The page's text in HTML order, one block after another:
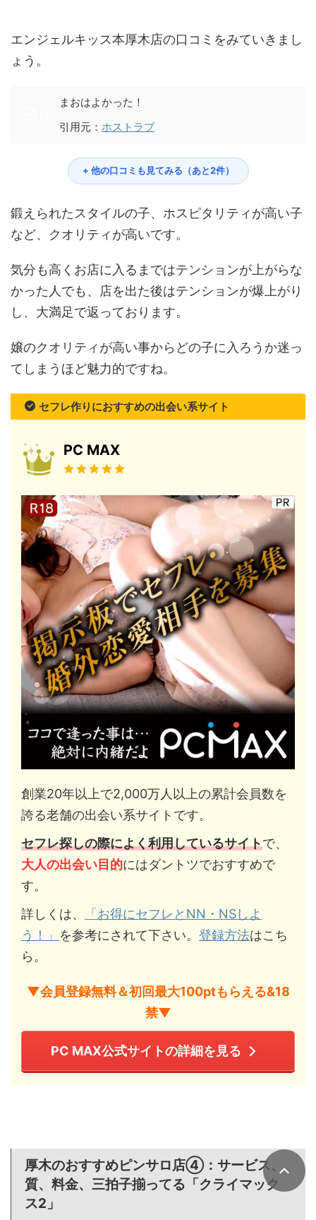
エンジェルキッス本厚木店の口コミをみていきまし
ょう。
まおはよかった！
引用元： ホストラブ
+ 他の口コミも見てみる（あと2件）
鍛えられたスタイルの子、ホスピタリティが高い子
など、クオリティが高いです。
気分も高くお店に入るまではテンションが上がらな
かった人でも、店を出た後はテンションが爆上がり
し、大満足で返っております。
嬢のクオリティが高い事からどの子に入ろうか迷っ
てしまうほど魅力的ですね。
セフレ作りにおすすめの出会い系サイト
PC MAX
創業20年以上で2,000万人以上の累計会員数を
誇る老舗の出会い系サイトです。
セフレ探しの際によく利用しているサイトで、
大人の出会い目的にはダントツでおすすめで
す。
詳しくは、
「お得にセフレとNN・NSしよ
う！」 を参考にされて下さい。 登録方法はこち
ら。
▼会員登録無料＆初回最大100ptもらえる&18
禁▼
PC MAX公式サイトの詳細を見る
厚木のおすすめピンサロ店④：サービス、
質、料金、三拍子揃ってる「クライマック
ス2」